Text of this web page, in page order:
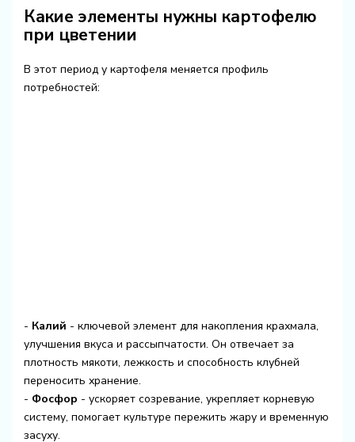
Какие элементы нужны картофелю
при цветении
В этот период у картофеля меняется профиль
потребностей:
- Калий - ключевой элемент для накопления крахмала,
улучшения вкуса и рассыпчатости. Он отвечает за
плотность мякоти, лежкость и способность клубней
переносить хранение.
- Фосфор - ускоряет созревание, укрепляет корневую
систему, помогает культуре пережить жару и временную
засуху.